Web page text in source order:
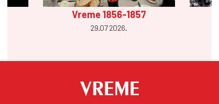
Vreme 1856-1857
29.07 2026.